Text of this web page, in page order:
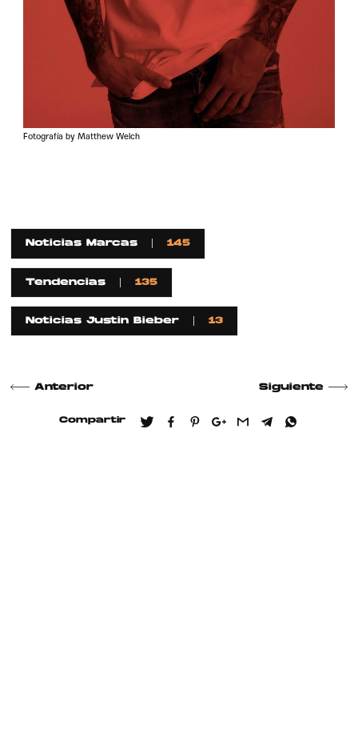
Fotografía by Matthew Welch
Noticias Marcas 145
Tendencias 135
Noticias Justin Bieber 13
Anterior Siguiente
Compartir